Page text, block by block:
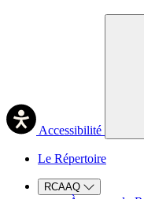
Accessibilité
Le Répertoire
RCAAQ